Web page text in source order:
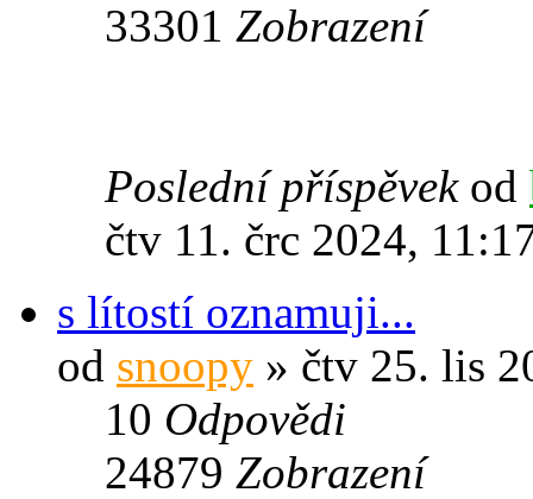
33301 Zobrazení
Poslední příspěvek od
čtv 11. črc 2024,
s lítostí oznamuji...
od snoopy » čtv 25. lis
10 Odpovědi
24879 Zobrazení